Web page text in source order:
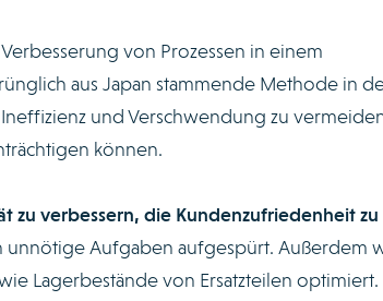
von Prozessen in einem
aus Japan stammende Methode in
und Verschwendung zu
können.
zu verbessern, die Kundenzufriedenheit zu
unnötige Aufgaben aufgespürt. Außerdem
Lagerbestände von Ersatzteilen optimiert.